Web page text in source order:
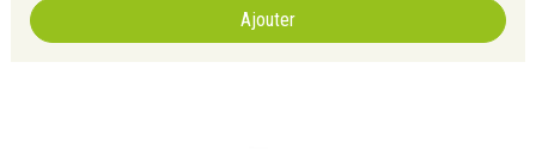
Ajouter